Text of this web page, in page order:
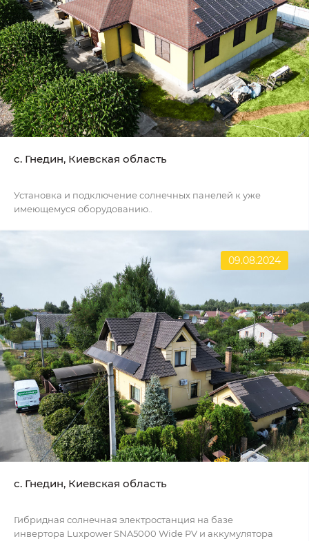
c. Гнедин, Киевская область
Установка и подключение солнечных панелей к уже
имеющемуся оборудованию..
09.08.2024
с. Гнедин, Киевская область
Гибридная солнечная электростанция на базе
инвертора Luxpower SNA5000 Wide PV и аккумулятора